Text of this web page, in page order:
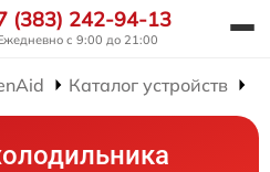
(383) 242-94-13
с 9:00 до 21:00
Каталог устройств